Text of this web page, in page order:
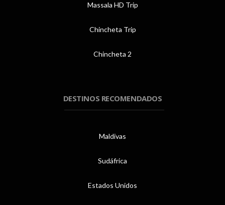
Massala HD Trip
Chincheta Trip
Chincheta 2
DESTINOS RECOMENDADOS
Maldivas
Sudáfrica
Estados Unidos